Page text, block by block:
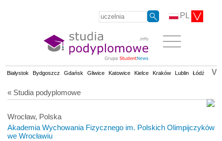
PL
Białystok Bydgoszcz Gdańsk Gliwice Katowice Kielce Kraków Lublin Łódź V
« Studia podyplomowe
Wrocław, Polska
Akademia Wychowania Fizycznego im. Polskich Olimpijczyków
we Wrocławiu